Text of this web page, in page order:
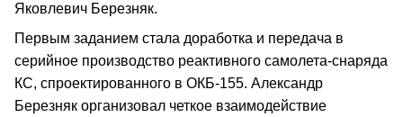
Яковлевич Березняк.
Первым заданием стала доработка и передача в
серийное производство реактивного самолета-снаряда
КС, спроектированного в ОКБ-155. Александр
Березняк организовал четкое взаимодействие